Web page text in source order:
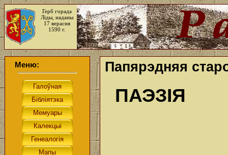
Герб горада
Ліды, наданы
17 верасня
1590 г.
Меню: Папярэдняя
ПАЭЗІЯ